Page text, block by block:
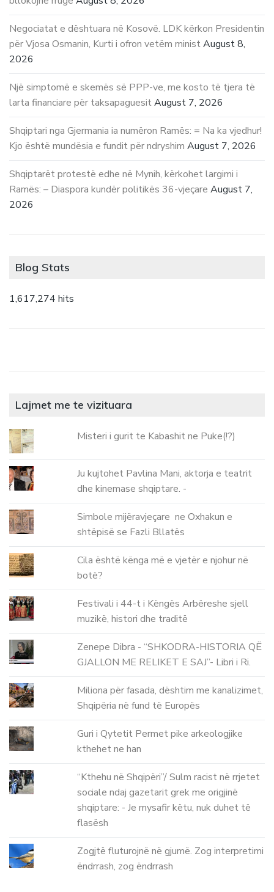
Negociatat e dështuara në Kosovë. LDK kërkon Presidentin
për Vjosa Osmanin, Kurti i ofron vetëm ministAugust 8,
2026
Një simptomë e skemës së PPP-ve, me kosto të tjera të
larta financiare për taksapaguesitAugust 7, 2026
Shqiptari nga Gjermania ia numëron Ramës: = Na ka vjedhur!
Kjo është mundësia e fundit për ndryshim August 7, 2026
Shqiptarët protestë edhe në Mynih, kërkohet largimi i
Ramës: – Diaspora kundër politikës 36-vjeçare August 7,
2026
Blog Stats
1,617,274 hits
Lajmet me te vizituara
Misteri i gurit te Kabashit ne Puke(!?)
Ju kujtohet Pavlina Mani, aktorja e teatrit
dhe kinemase shqiptare. -
Simbole mijëravjeçare ne Oxhakun e
shtëpisë se Fazli Bllatës
Cila është kënga më e vjetër e njohur në
botë?
Festivali i 44-t i Këngës Arbëreshe sjell
muzikë, histori dhe traditë
Zenepe Dibra - “SHKODRA-HISTORIA QË
GJALLON ME RELIKET E SAJ”- Libri i Ri.
Miliona për fasada, dështim me kanalizimet,
Shqipëria në fund të Europës
Guri i Qytetit Permet pike arkeologjike
kthehet ne han
“Kthehu në Shqipëri”/ Sulm racist në rrjetet
sociale ndaj gazetarit grek me origjinë
shqiptare: - Je mysafir këtu, nuk duhet të
flasësh
Zogjtë fluturojnë në gjumë. Zog interpretimi
ëndrrash, zog ëndrrash